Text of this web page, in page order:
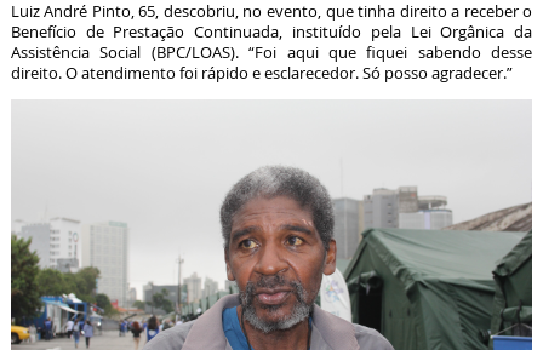
Luiz André Pinto, 65, descobriu, no evento, que tinha direito a receber o
Benefício de Prestação Continuada, instituído pela Lei Orgânica da
Assistência Social (BPC/LOAS). “Foi aqui que fiquei sabendo desse
direito. O atendimento foi rápido e esclarecedor. Só posso agradecer.”